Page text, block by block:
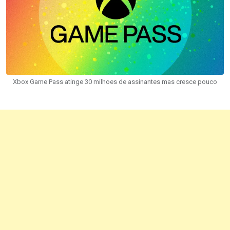
Xbox Game Pass atinge 30 milhoes de assinantes mas cresce pouco